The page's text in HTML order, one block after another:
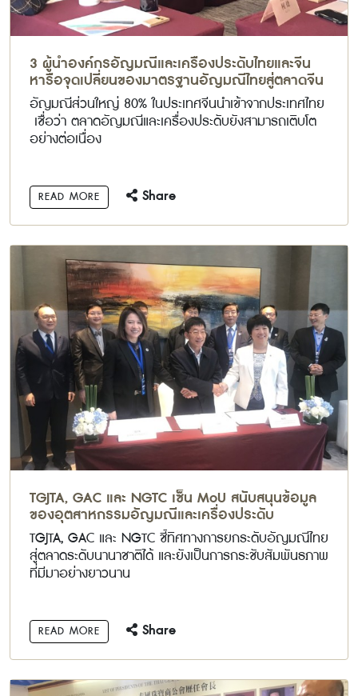
3 ผู้นำองค์กรอัญมณีและเครื่องประดับไทยและจีน
หารือจุดเปลี่ยนของมาตรฐานอัญมณีไทยสู่ตลาดจีน
อัญมณีส่วนใหญ่ 80% ในประเทศจีนนำเข้าจากประเทศไทย
เชื่อว่า ตลาดอัญมณีและเครื่องประดับยังสามารถเติบโต
อย่างต่อเนื่อง
READ MORE Share
TGJTA, GAC และ NGTC เซ็น MoU สนับสนุนข้อมูล
ของอุตสาหกรรมอัญมณีและเครื่องประดับ
TGJTA, GAC และ NGTC ชี้ทิศทางการยกระดับอัญมณีไทย
สู่ตลาดระดับนานาชาติได้ และยังเป็นการกระชับสัมพันธภาพ
ที่มีมาอย่างยาวนาน
READ MORE Share